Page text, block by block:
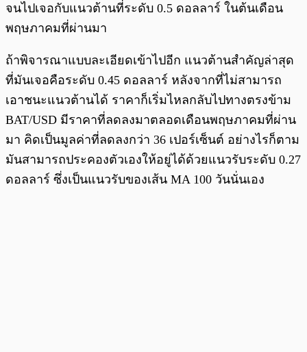
จนไปเจอกับแนวต้านที่ระดับ 0.5 ดอลลาร์ ในต้นเดือน
พฤษภาคมที่ผ่านมา
ถ้าพิจารณาแบบละเอียดเข้าไปอีก แนวต้านสำคัญล่าสุด
ที่มันเจอคือระดับ 0.45 ดอลลาร์ หลังจากที่ไม่สามารถ
เอาชนะแนวต้านได้ ราคาก็เริ่มไหลกลับไปทางตรงข้าม
BAT/USD มีราคาที่ลดลงมาตลอดเดือนพฤษภาคมที่ผ่าน
มา คิดเป็นมูลค่าที่ลดลงกว่า 36 เปอร์เซ็นต์ อย่างไรก็ตาม
มันสามารถประคองตัวเองให้อยู่ได้ด้วยแนวรับระดับ 0.27
ดอลลาร์ ซึ่งเป็นแนวรับของเส้น MA 100 วันนั่นเอง